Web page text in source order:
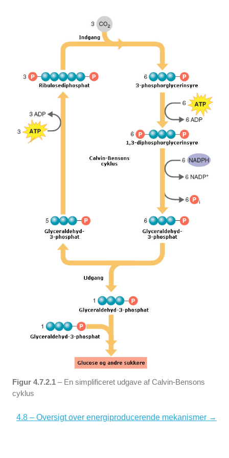
Figur 4.7.2.1 – En simplificeret udgave af Calvin-Bensons
cyklus
4.8 – Oversigt over energiproducerende mekanismer →